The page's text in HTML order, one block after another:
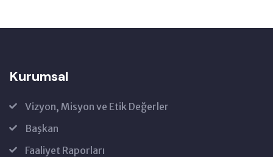
Kurumsal
Vizyon, Misyon ve Etik Değerler
Başkan
Faaliyet Raporları